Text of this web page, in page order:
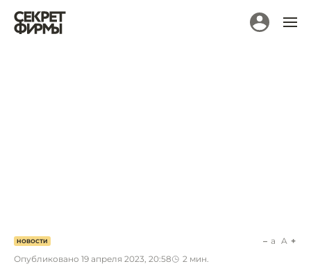
НОВОСТИ
Опубликовано 19 апреля 2023, 20:58 2 мин.
a A